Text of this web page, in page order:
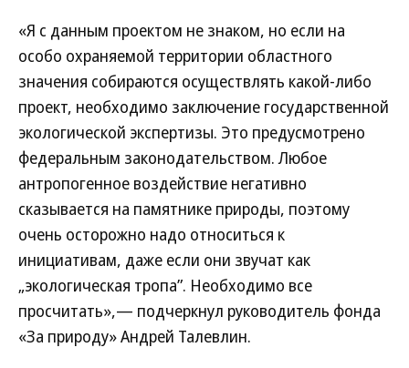
«Я с данным проектом не знаком, но если на
особо охраняемой территории областного
значения собираются осуществлять какой-либо
проект, необходимо заключение государственной
экологической экспертизы. Это предусмотрено
федеральным законодательством. Любое
антропогенное воздействие негативно
сказывается на памятнике природы, поэтому
очень осторожно надо относиться к
инициативам, даже если они звучат как
„экологическая тропа”. Необходимо все
просчитать»,— подчеркнул руководитель фонда
«За природу» Андрей Талевлин.